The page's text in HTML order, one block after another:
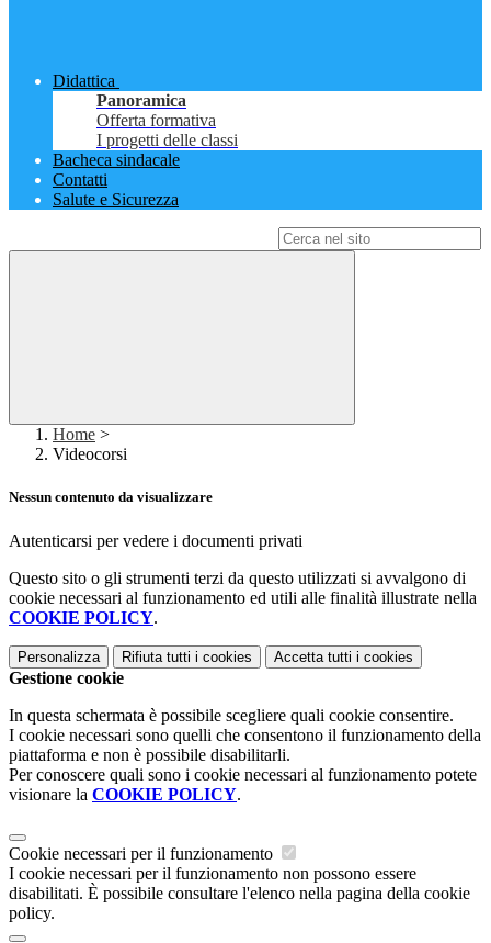
Didattica
Panoramica
Offerta formativa
I progetti delle classi
Bacheca sindacale
Contatti
Salute e Sicurezza
Home >
Videocorsi
Nessun contenuto da visualizzare
Autenticarsi per vedere i documenti privati
Questo sito o gli strumenti terzi da questo utilizzati si avvalgono di
cookie necessari al funzionamento ed utili alle finalità illustrate nella
COOKIE POLICY.
Personalizza Rifiuta tutti i cookies Accetta tutti i cookies
Gestione cookie
In questa schermata è possibile scegliere quali cookie consentire.
I cookie necessari sono quelli che consentono il funzionamento della
piattaforma e non è possibile disabilitarli.
Per conoscere quali sono i cookie necessari al funzionamento potete
visionare la COOKIE POLICY.
Cookie necessari per il funzionamento
I cookie necessari per il funzionamento non possono essere
disabilitati. È possibile consultare l'elenco nella pagina della cookie
policy.